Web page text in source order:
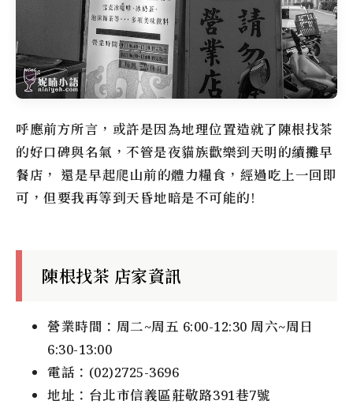
呼應前方所言，或許是因為地理位置造就了陳根找茶
的好口碑與名氣，不管是夜貓族歡樂到天明的續攤早
餐店， 還是早起爬山前的體力糧食，經過吃上一回即
可，但要我再等到天昏地暗是不可能的!
陳根找茶 店家資訊
營業時間：周二~周五 6:00-12:30 周六~周日
6:30-13:00
電話：(02)2725-3696
地址：台北市信義區莊敬路391巷7號